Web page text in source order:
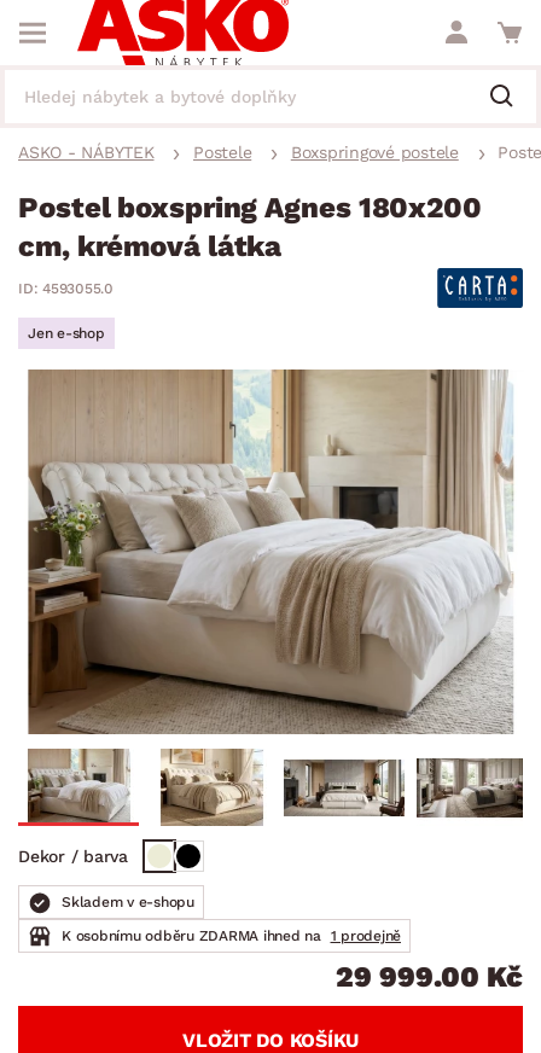
ASKO - NÁBYTEK Postele Boxspringové postele
Postel boxspring Agnes 180x200
cm, krémová látka
ID: 4593055.0
Jen e-shop
Dekor / barva
Skladem v e-shopu
K osobnímu odběru ZDARMA ihned na
1 prodejně
29 999.00 Kč
VLOŽIT DO KOŠÍKU